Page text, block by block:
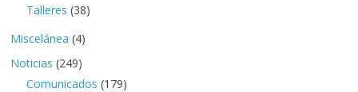
Talleres (38)
Miscelánea (4)
Noticias (249)
Comunicados (179)